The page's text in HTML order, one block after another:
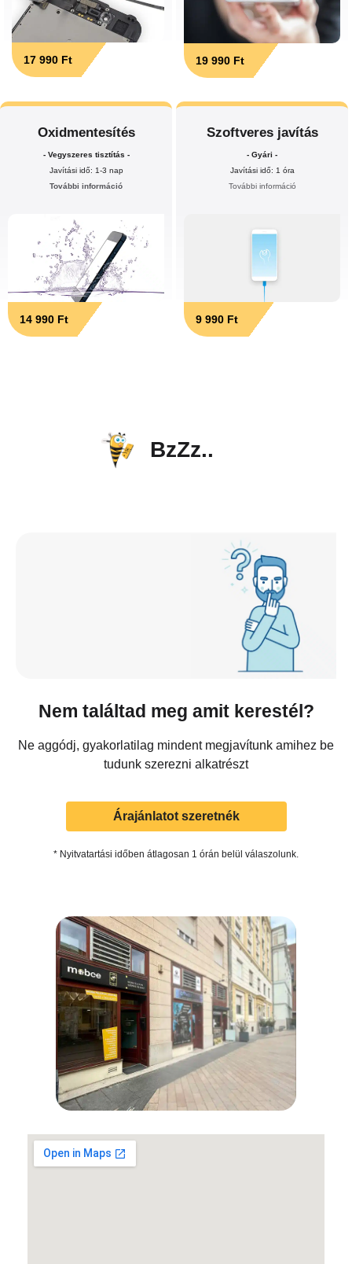
17 990 Ft 19 990 Ft
Oxidmentesítés
- Vegyszeres tisztítás -
Javítási idő: 1-3 nap
További információ
14 990 Ft
Szoftveres javítás
- Gyári -
Javítási idő: 1 óra
További információ
9 990 Ft
BzZz..
Nem találtad meg amit kerestél?
Ne aggódj, gyakorlatilag mindent megjavítunk amihez be
tudunk szerezni alkatrészt
Árajánlatot szeretnék
* Nyitvatartási időben átlagosan 1 órán belül válaszolunk.